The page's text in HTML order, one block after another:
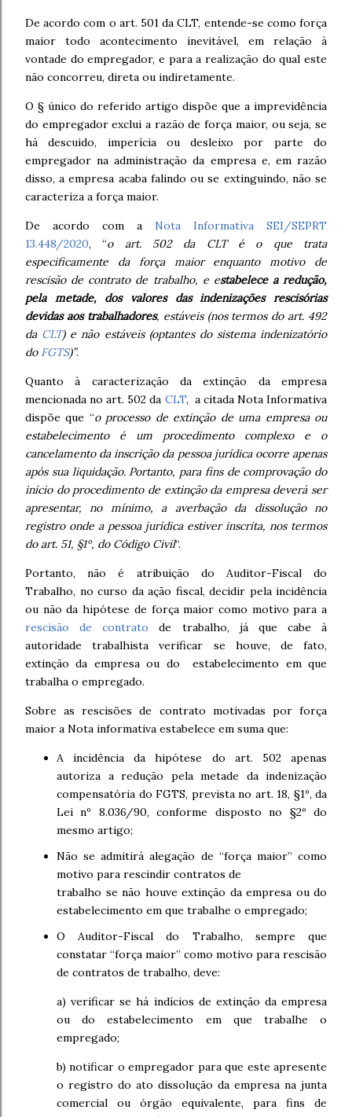
De acordo com o art. 501 da CLT, entende-se como força
maior todo acontecimento inevitável, em relação à
vontade do empregador, e para a realização do qual este
não concorreu, direta ou indiretamente.
O § único do referido artigo dispõe que a imprevidência
do empregador exclui a razão de força maior, ou seja, se
há descuido, imperícia ou desleixo por parte do
empregador na administração da empresa e, em razão
disso, a empresa acaba falindo ou se extinguindo, não se
caracteriza a força maior.
De acordo com a Nota Informativa SEI/SEPRT
13.448/2020, “o art. 502 da CLT é o que trata
especificamente da força maior enquantomotivo de
rescisão de contrato de trabalho, e estabelece a redução,
pela metade, dos valores das indenizações rescisórias
devidas aos trabalhadores, estáveis (nos termos do art. 492
da CLT) e não estáveis (optantes do sistema indenizatório
do FGTS)”.
Quanto à caracterização da extinção da empresa
mencionada no art. 502 da CLT, a citada Nota Informativa
dispõe que “o processo de extinção de uma empresa ou
estabelecimento é um procedimento complexo e o
cancelamento da inscrição da pessoa jurídica ocorre apenas
após sua liquidação. Portanto, para fins de comprovação do
início do procedimento de extinção da empresa deverá ser
apresentar, no mínimo, a averbação da dissolução no
registro onde a pessoa jurídica estiver inscrita, nos termos
do art. 51, §1º, do Código Civil“.
Portanto, não é atribuição do Auditor-Fiscal do
Trabalho, no curso da ação fiscal, decidir pela incidência
ou não da hipótese de força maior como motivo para a
rescisão de contrato de trabalho, já que cabe à
autoridade trabalhista verificar se houve, de fato,
extinção da empresa ou do estabelecimento em que
trabalha o empregado.
Sobre as rescisões de contrato motivadas por força
maior a Nota informativa estabelece em suma que:
A incidência da hipótese do art. 502 apenas
autoriza a redução pela metade da indenização
compensatória do FGTS, prevista no art. 18, §1º, da
Lei nº 8.036/90, conforme disposto no §2º do
mesmo artigo;
Não se admitirá alegação de “força maior” como
motivo para rescindir contratos de
trabalho se não houve extinção da empresa ou do
estabelecimento em que trabalhe o empregado;
O Auditor-Fiscal do Trabalho, sempre que
constatar “força maior” como motivo para rescisão
de contratos de trabalho, deve:
a) verificar se há indícios de extinção da empresa
ou do estabelecimento em que trabalhe o
empregado;
b) notificar o empregador para que este apresente
o registro do ato dissolução da empresa na junta
comercial ou órgão equivalente, para fins de